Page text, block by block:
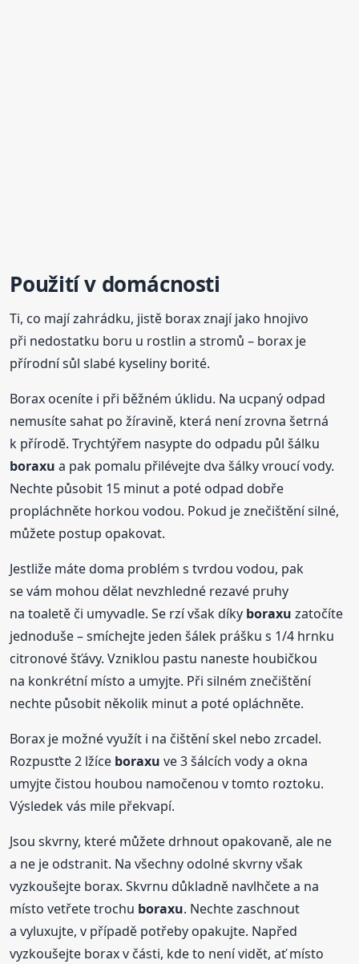
Použití v domácnosti
Ti, co mají zahrádku, jistě borax znají jako hnojivo
při nedostatku boru u rostlin a stromů – borax je
přírodní sůl slabé kyseliny borité.
Borax oceníte i při běžném úklidu. Na ucpaný odpad
nemusíte sahat po žíravině, která není zrovna šetrná
k přírodě. Trychtýřem nasypte do odpadu půl šálku
boraxu a pak pomalu přilévejte dva šálky vroucí vody.
Nechte působit 15 minut a poté odpad dobře
propláchněte horkou vodou. Pokud je znečištění silné,
můžete postup opakovat.
Jestliže máte doma problém s tvrdou vodou, pak
se vám mohou dělat nevzhledné rezavé pruhy
na toaletě či umyvadle. Se rzí však díky boraxu zatočíte
jednoduše – smíchejte jeden šálek prášku s 1/4 hrnku
citronové šťávy. Vzniklou pastu naneste houbičkou
na konkrétní místo a umyjte. Při silném znečištění
nechte působit několik minut a poté opláchněte.
Borax je možné využít i na čištění skel nebo zrcadel.
Rozpusťte 2 lžíce boraxu ve 3 šálcích vody a okna
umyjte čistou houbou namočenou v tomto roztoku.
Výsledek vás mile překvapí.
Jsou skvrny, které můžete drhnout opakovaně, ale ne
a ne je odstranit. Na všechny odolné skvrny však
vyzkoušejte borax. Skvrnu důkladně navlhčete a na
místo vetřete trochu boraxu. Nechte zaschnout
a vyluxujte, v případě potřeby opakujte. Napřed
vyzkoušejte borax v části, kde to není vidět, ať místo